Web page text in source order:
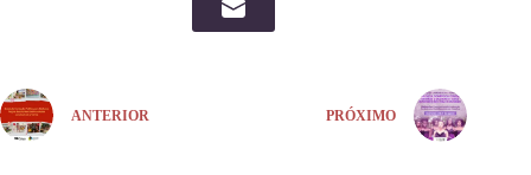
ANTERIOR PRÓXIMO